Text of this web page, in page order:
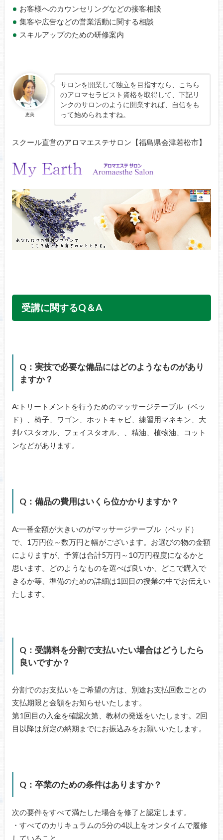
お客様へのカウンセリングなどの接客相談
集客や広告などの営業活動に関する相談
スキルアップのための研修案内
恵美
サロンを開業して独立を目指すなら、こちら
のアロマセラピスト資格を取得して、下記リ
ンクのサロンのように開業すれば、自信をも
って始められますね。
スクール直営のアロマエステサロン【福島県会津若松市】
受講に関するQ＆A
Q：実技で必要な備品にはどのようなものがあり
ますか？
A:トリートメントを行うためのマッサージテーブル（ベッ
ド）、椅子、ワゴン、ホットキャビ、練習用マネキン、大
判バスタオル、フェイスタオル、、精油、植物油、コット
ンなどがあります。
Q：備品の費用はいくら位かかりますか？
A:一番金額が大きいのがマッサージテーブル（ベッド）
で、1万円位～数万円と幅がございます。お選びの物の金額
によりますが、予算は合計5万円～10万円程度になるかと
思います。どのようなものを選べば良いか、どこで購入で
きるか等、準備のための詳細は1回目の授業の中でお伝えい
たします。
Q：受講料を分割で支払いたい場合はどうしたら
良いですか？
分割でのお支払いをご希望の方は、別途お支払回数ごとの
支払期限と金額をお知らせいたします。
第1回目の入金を確認次第、教材の発送をいたします。2回
目以降は所定の納期までにお振込みをお願いいたします。
Q：卒業のための条件はありますか？
次の要件をすべて満たした場合を修了と認定します。
・すべてのカリキュラムの5分の4以上をオンタイムで履修
していること